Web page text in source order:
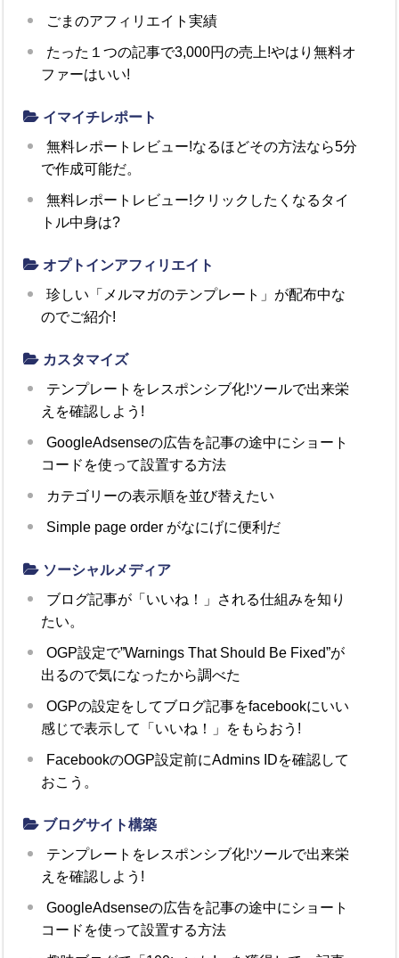
ごまのアフィリエイト実績
たった１つの記事で3,000円の売上!やはり無料オ
ファーはいい!
イマイチレポート
無料レポートレビュー!なるほどその方法なら5分
で作成可能だ。
無料レポートレビュー!クリックしたくなるタイ
トル中身は?
オプトインアフィリエイト
珍しい「メルマガのテンプレート」が配布中な
のでご紹介!
カスタマイズ
テンプレートをレスポンシブ化!ツールで出来栄
えを確認しよう!
GoogleAdsenseの広告を記事の途中にショート
コードを使って設置する方法
カテゴリーの表示順を並び替えたい
Simple page order がなにげに便利だ
ソーシャルメディア
ブログ記事が「いいね！」される仕組みを知り
たい。
OGP設定で”Warnings That Should Be Fixed”が
出るので気になったから調べた
OGPの設定をしてブログ記事をfacebookにいい
感じで表示して「いいね！」をもらおう!
FacebookのOGP設定前にAdmins IDを確認して
おこう。
ブログサイト構築
テンプレートをレスポンシブ化!ツールで出来栄
えを確認しよう!
GoogleAdsenseの広告を記事の途中にショート
コードを使って設置する方法